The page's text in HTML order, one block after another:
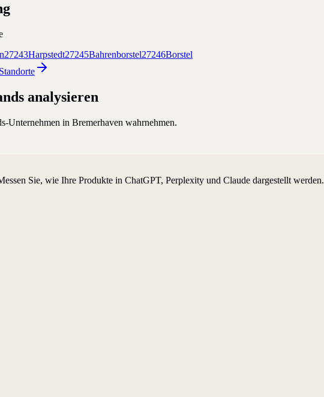
27243Harpstedt27245Bahrenborstel27246Borstel
Standorte
analysieren
-Unternehmen in Bremerhaven wahrnehmen.
Sie, wie Ihre Produkte in ChatGPT, Perplexity und Claude dargestellt werden.